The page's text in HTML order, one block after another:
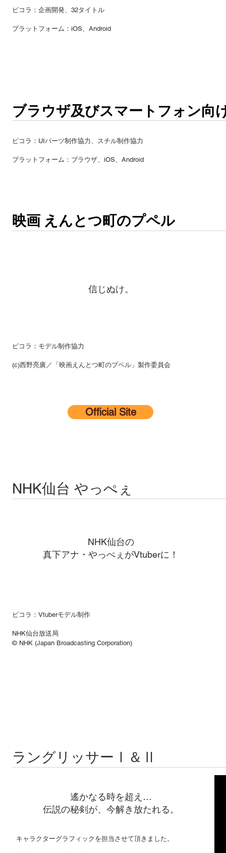
ピコラ：企画開発、32タイトル
​プラットフォーム：iOS、Android
ブラウザ及びスマートフォン向
ピコラ：UIパーツ制作協力、スチル制作協力
​プラットフォーム：ブラウザ、iOS、Android
映画 えんとつ町のプペル
信じぬけ。
ピコラ：モデル制作協力
(c)西野亮廣／「映画えんとつ町のプペル」製作委員会
Official Site
NHK仙台 やっぺぇ
NHK仙台の
真下アナ・やっぺぇがVtuberに！
ピコラ：Vtuberモデル制作
NHK仙台放送局
© NHK (Japan Broadcasting Corporation)
ラングリッサーⅠ＆Ⅱ
キャラクターグラフィックを担当させて頂きました。
遙かなる時を超え…
​伝説の秘剣が、今解き放たれる。